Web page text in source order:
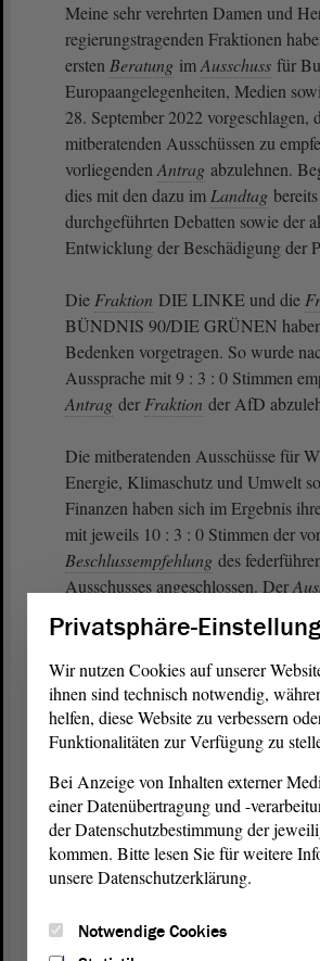
Meine sehr verehrten Damen und
regierungstragenden Fraktionen
ersten Beratung imAusschuss für
Europaangelegenheiten, Medien
28. September 2022 vorgeschlagen,
mitberatenden Ausschüssen zu
vorliegenden Antrag abzulehnen.
dies mit den dazu im Landtag bereits
durchgeführten Debatten sowie der
Entwicklung der Beschädigung der
Die Fraktion DIE LINKE und die
BÜNDNIS 90/DIE GRÜNEN
Bedenken vorgetragen. So wurde
Aussprache mit 9 : 3 : 0 Stimmen
Antrag der Fraktion der AfD
Die mitberatenden Ausschüsse für
Energie, Klimaschutz und Umwelt
Finanzen haben sich im Ergebnis
mit jeweils 10 : 3 : 0 Stimmen der
Beschlussempfehlung des
Ausschusses angeschlossen. Der
Beratungsgegenstand nicht
Die abschließende Befassung im
Bundes- und
sowie Kultur fand am 11. November
Landtages kann der federführende
Ablauf von vier Kalenderwochen
Verabschiedung der vorläufigen
Beschlussempfehlungseine
AusschussGebrauch gemacht und
Privatsphäre-
Wir nutzen Cookies auf unserer
ihnen sind technisch notwendig,
helfen, diese Website zu verbessern
Funktionalitäten zur Verfügung zu
Bei Anzeige von Inhalten externer
einer Datenübertragung und -
der Datenschutzbestimmung der
kommen. Bitte lesen Sie für weitere
unsere Datenschutzerklärung.
Notwendige Cookies